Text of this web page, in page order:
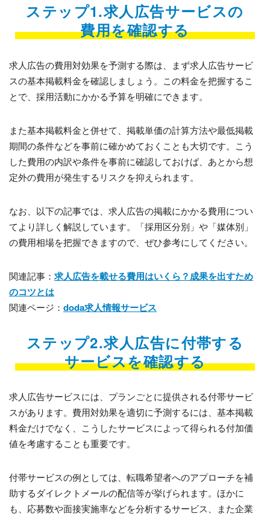
ステップ1.求人広告サービスの
費用を確認する
求人広告の費用対効果を予測する際は、まず求人広告サービ
スの基本掲載料金を確認しましょう。この料金を把握するこ
とで、採用活動にかかる予算を明確にできます。
また基本掲載料金と併せて、掲載単価の計算方法や最低掲載
期間の条件などを事前に確かめておくことも大切です。こう
した費用の内訳や条件を事前に確認しておけば、あとから想
定外の費用が発生するリスクを抑えられます。
なお、以下の記事では、求人広告の掲載にかかる費用につい
てより詳しく解説しています。「採用区分別」や「媒体別」
の費用相場を把握できますので、ぜひ参考にしてください。
関連記事： 求人広告を載せる費用はいくら？成果を出すため
のコツとは
関連ページ： doda求人情報サービス
ステップ2.求人広告に付帯する
サービスを確認する
求人広告サービスには、プランごとに提供される付帯サービ
スがあります。費用対効果を適切に予測するには、基本掲載
料金だけでなく、こうしたサービスによって得られる付加価
値を考慮することも重要です。
付帯サービスの例としては、転職希望者へのアプローチを補
助するダイレクトメールの配信等が挙げられます。ほかに
も、応募数や面接実施率などを分析するサービス、また企業